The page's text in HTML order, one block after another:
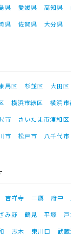
県 愛媛県 高知県
県 佐賀県 大分県
馬区 杉並区 大田区
横浜市緑区 横浜市
市 さいたま市浦和区
市 松戸市 八千代市
吉祥寺 三鷹 府中
み野 鶴見 平塚
志木 東川口 武